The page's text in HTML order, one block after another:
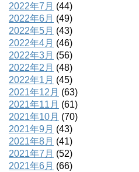
2022年7月 (44)
2022年6月 (49)
2022年5月 (43)
2022年4月 (46)
2022年3月 (56)
2022年2月 (48)
2022年1月 (45)
2021年12月 (63)
2021年11月 (61)
2021年10月 (70)
2021年9月 (43)
2021年8月 (41)
2021年7月 (52)
2021年6月 (66)